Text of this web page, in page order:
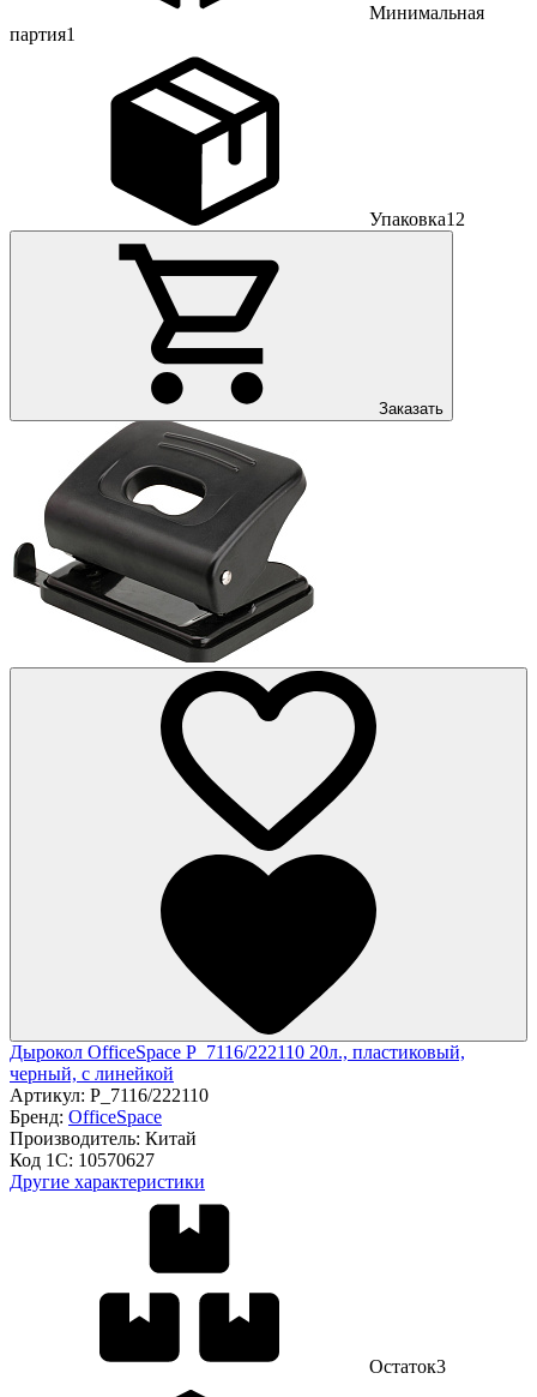
Минимальная
партия1
Упаковка12
Заказать
Дырокол OfficeSpace P_7116/222110 20л., пластиковый,
черный, с линейкой
Артикул: P_7116/222110
Бренд: OfficeSpace
Производитель: Китай
Код 1С: 10570627
Другие характеристики
Остаток3